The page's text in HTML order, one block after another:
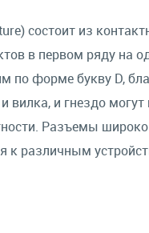
состоит из
в первом ряду на
форме букву D,
и гнездо
Разъемы
к различным